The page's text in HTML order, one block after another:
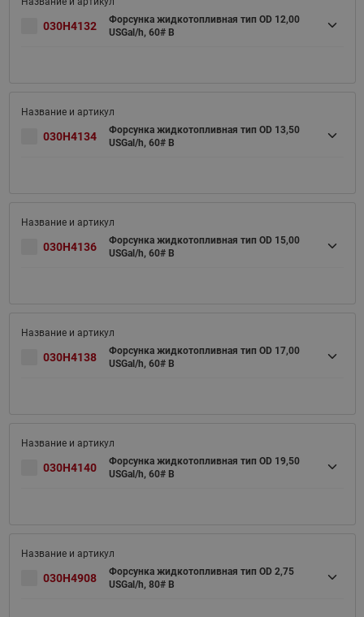
030H4132
Форсунка жидкотопливная тип OD 12,00
USGal/h, 60# B
030H4134
Форсунка жидкотопливная тип OD 13,50
USGal/h, 60# B
030H4136
Форсунка жидкотопливная тип OD 15,00
USGal/h, 60# B
030H4138
Форсунка жидкотопливная тип OD 17,00
USGal/h, 60# B
030H4140
Форсунка жидкотопливная тип OD 19,50
USGal/h, 60# B
030H4908
Форсунка жидкотопливная тип OD 2,75
USGal/h, 80# B